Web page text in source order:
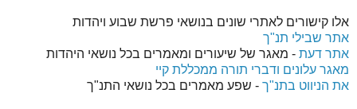
אלו קישורים לאתרי שונים בנושאי פרשת שבוע ויהדות
אתר שבילי תנ"ך
אתר דעת - מאגר של שיעורים ומאמרים בכל נושאי היהדות
מאגר עלונים ודברי תורה ממכללת קיי
את הניווט בתנ"ך - שפע מאמרים בכל נושאי התנ"ך